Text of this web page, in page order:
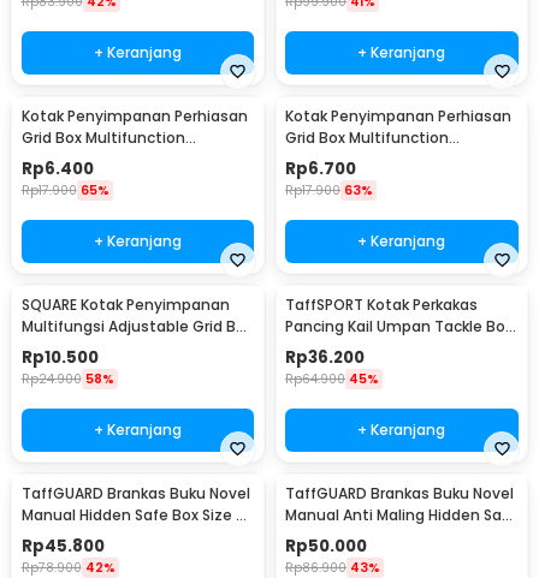
+ Keranjang + Keranjang
Kotak Penyimpanan Perhiasan
Grid Box Multifunction
Organizer 24 Slot - J13/J24
Rp6.400
Rp17.900 65%
+ Keranjang
Kotak Penyimpanan Perhiasan
Grid Box Multifunction
Organizer 13 Slot - J13/J24
Rp6.700
Rp17.900 63%
+ Keranjang
SQUARE Kotak Penyimpanan
Multifungsi Adjustable Grid Box
24 Slot - J24D
Rp10.500
Rp24.900 58%
+ Keranjang
TaffSPORT Kotak Perkakas
Pancing Kail Umpan Tackle Box
14 Grid - LYH-1017
Rp36.200
Rp64.900 45%
+ Keranjang
TaffGUARD Brankas Buku Novel
Manual Hidden Safe Box Size S
- KB-20L
Rp45.800
Rp78.900 42%
TaffGUARD Brankas Buku Novel
Manual Anti Maling Hidden Safe
Box Size S - KB-20L
Rp50.000
Rp86.900 43%